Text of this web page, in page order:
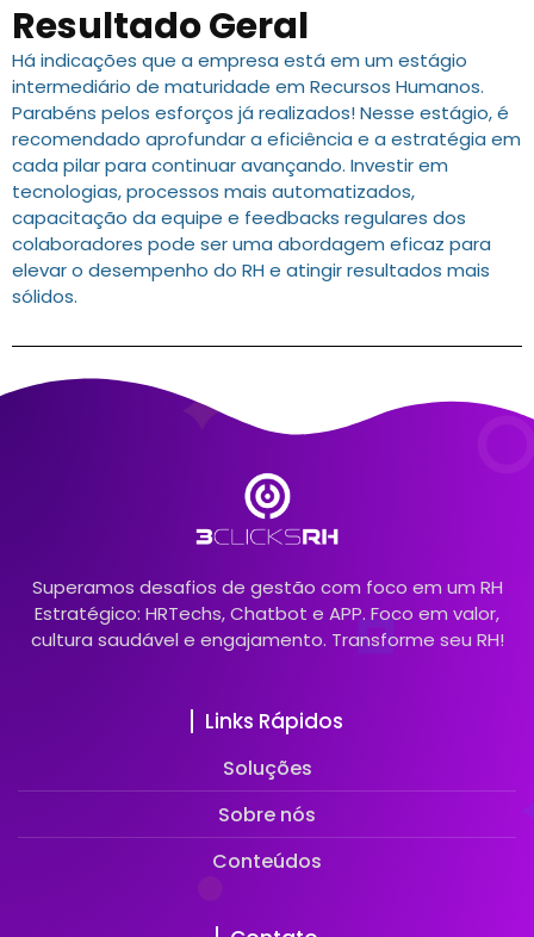
Resultado Geral
Há indicações que a empresa está em um estágio
intermediário de maturidade em Recursos Humanos.
Parabéns pelos esforços já realizados! Nesse estágio, é
recomendado aprofundar a eficiência e a estratégia em
cada pilar para continuar avançando. Investir em
tecnologias, processos mais automatizados,
capacitação da equipe e feedbacks regulares dos
colaboradores pode ser uma abordagem eficaz para
elevar o desempenho do RH e atingir resultados mais
sólidos.
Superamos desafios de gestão com foco em um RH
Estratégico: HRTechs, Chatbot e APP. Foco em valor,
cultura saudável e engajamento. Transforme seu RH!
Links Rápidos
Soluções
Sobre nós
Conteúdos